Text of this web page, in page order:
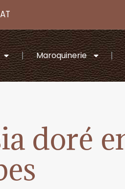
Maroquinerie
doré